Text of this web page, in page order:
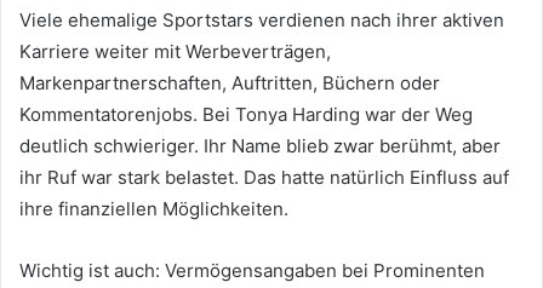
Viele ehemalige Sportstars verdienen nach ihrer aktiven
Karriere weiter mit Werbeverträgen,
Markenpartnerschaften, Auftritten, Büchern oder
Kommentatorenjobs. Bei Tonya Harding war der Weg
deutlich schwieriger. Ihr Name blieb zwar berühmt, aber
ihr Ruf war stark belastet. Das hatte natürlich Einfluss auf
ihre finanziellen Möglichkeiten.
Wichtig ist auch: Vermögensangaben bei Prominenten